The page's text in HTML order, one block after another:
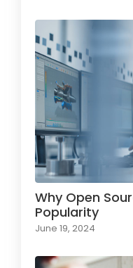
Why Open
Popularity
June 19, 2024